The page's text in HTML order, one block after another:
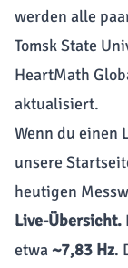
werden alle
Tomsk State
HeartMath
aktualisiert.
Wenn du einen
unsere
heutigen
Live-Übersicht.
etwa~7,83 Hz.